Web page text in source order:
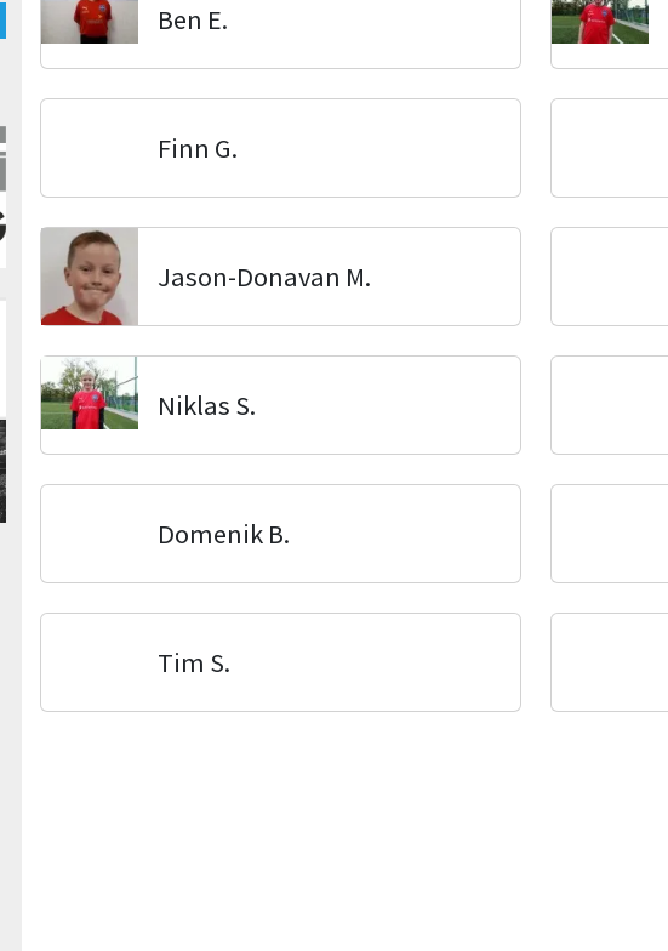
Ben E.
Finn G.
Jason-Donavan M.
Niklas S.
Domenik B.
Tim S.